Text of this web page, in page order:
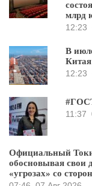
млрд
12:23
В
12:23
11:37
Официальный
обосновывая свои
«угрозах» со